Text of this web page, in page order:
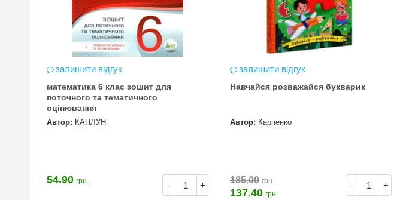
залишити відгук
математика 6 клас зошит для
поточного та тематичного
оцінювання
Автор: КАПЛУН
- +
54.90 грн.
залишити відгук
Навчайся розважайся букварик
Автор: Карпенко
- +
185.00 грн.
137.40 грн.